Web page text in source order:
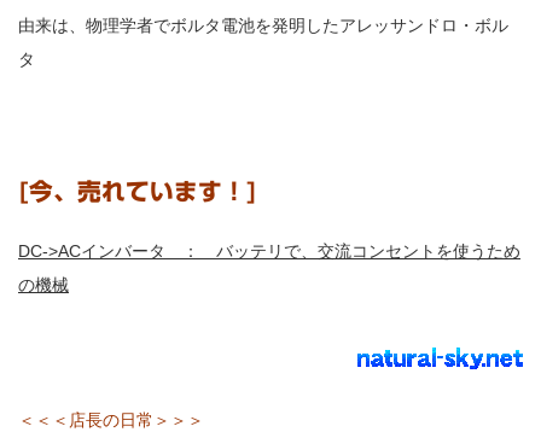
由来は、物理学者でボルタ電池を発明したアレッサンドロ・ボル
タ
[今、売れています！]
DC->ACインバータ ： バッテリで、交流コンセントを使うため
の機械
＜＜＜店長の日常＞＞＞